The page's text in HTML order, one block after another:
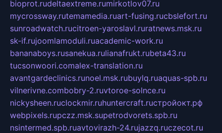
bioprot.rudeltaextreme.rumirkotlov07.ru
mycrossway.rutemamedia.ruart-fusing.rucbslefort.ru
sunroadwatch.rucitroen-yaroslavl.ruratnews.msk.ru
sk-if.rujoomlamoduli.ruacademic-work.ru
bananaboys.rusanekua.rulianafrukt.rubeta43.ru
tucsonwoori.comalex-translation.ru
avantgardeclinics.runoel.msk.rubuylq.ruaquas-spb.ru
vilnerivne.combobry-2.ruvtoroe-solnce.ru
nickysheen.ruclockmir.ruhuntercraft.ruстройокт.рф
webpixels.rupczz.msk.supetrodvorets.spb.ru
nsintermed.spb.ruavtovirazh-24.rujazzq.ruczecot.ru